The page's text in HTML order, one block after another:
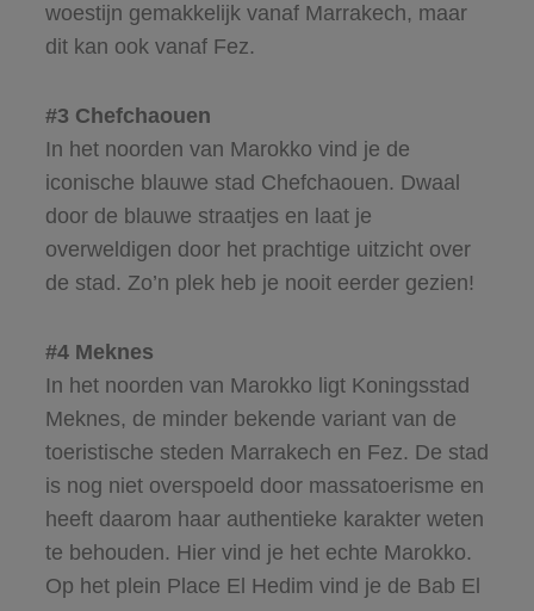
woestijn gemakkelijk vanaf Marrakech, maar
dit kan ook vanaf Fez.
#3 Chefchaouen
In het noorden van Marokko vind je de
iconische blauwe stad Chefchaouen. Dwaal
door de blauwe straatjes en laat je
overweldigen door het prachtige uitzicht over
de stad. Zo’n plek heb je nooit eerder gezien!
#4 Meknes
In het noorden van Marokko ligt Koningsstad
Meknes, de minder bekende variant van de
toeristische steden Marrakech en Fez. De stad
is nog niet overspoeld door massatoerisme en
heeft daarom haar authentieke karakter weten
te behouden. Hier vind je het echte Marokko.
Op het plein Place El Hedim vind je de Bab El